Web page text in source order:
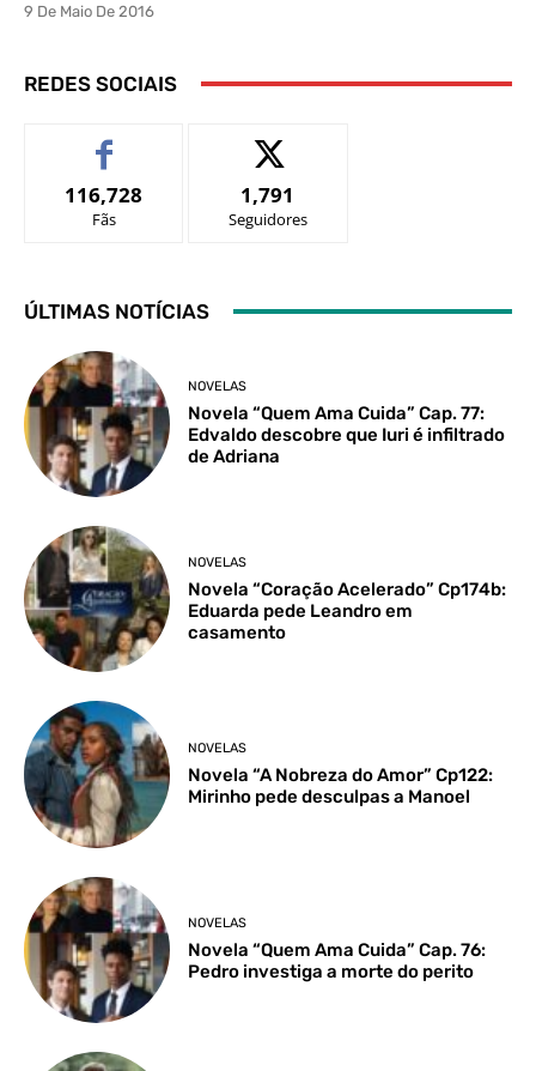
9 De Maio De 2016
REDES SOCIAIS
116,728
Fãs
1,791
Seguidores
ÚLTIMAS NOTÍCIAS
NOVELAS
Novela “Quem Ama Cuida” Cap. 77:
Edvaldo descobre que Iuri é infiltrado
de Adriana
NOVELAS
Novela “Coração Acelerado” Cp174b:
Eduarda pede Leandro em
casamento
NOVELAS
Novela “A Nobreza do Amor” Cp122:
Mirinho pede desculpas a Manoel
NOVELAS
Novela “Quem Ama Cuida” Cap. 76:
Pedro investiga a morte do perito